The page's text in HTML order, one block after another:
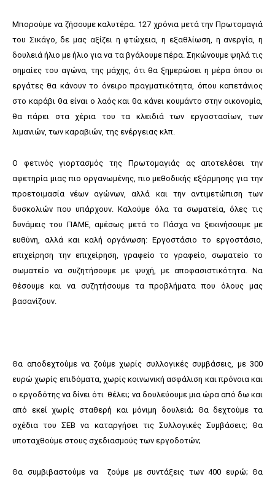
Μπορούμε να ζήσουμε καλυτέρα. 127 χρόνια μετά την Πρωτομαγιά
του Σικάγο, δε μας αξίζει η φτώχεια, η εξαθλίωση, η ανεργία, η
δουλειά ήλιο με ήλιο για να τα βγάλουμε πέρα. Σηκώνουμε ψηλά τις
σημαίες του αγώνα, της μάχης, ότι θα ξημερώσει η μέρα όπου οι
εργάτες θα κάνουν το όνειρο πραγματικότητα, όπου καπετάνιος
στο καράβι θα είναι ο λαός και θα κάνει κουμάντο στην οικονομία,
θα πάρει στα χέρια του τα κλειδιά των εργοστασίων, των
λιμανιών, των καραβιών, της ενέργειας κλπ.
Ο φετινός γιορτασμός της Πρωτομαγιάς ας αποτελέσει την
αφετηρία μιας πιο οργανωμένης, πιο μεθοδικής εξόρμησης για την
προετοιμασία νέων αγώνων, αλλά και την αντιμετώπιση των
δυσκολιών που υπάρχουν. Καλούμε όλα τα σωματεία, όλες τις
δυνάμεις του ΠΑΜΕ, αμέσως μετά το Πάσχα να ξεκινήσουμε με
ευθύνη, αλλά και καλή οργάνωση: Εργοστάσιο το εργοστάσιο,
επιχείρηση την επιχείρηση, γραφείο το γραφείο, σωματείο το
σωματείο να συζητήσουμε με ψυχή, με αποφασιστικότητα. Να
θέσουμε και να συζητήσουμε τα προβλήματα που όλους μας
βασανίζουν.
Θα αποδεχτούμε να ζούμε χωρίς συλλογικές συμβάσεις, με 300
ευρώ χωρίς επιδόματα, χωρίς κοινωνική ασφάλιση και πρόνοια και
ο εργοδότης να δίνει ότι θέλει; να δουλεύουμε μια ώρα από δω και
από εκεί χωρίς σταθερή και μόνιμη δουλειά; Θα δεχτούμε τα
σχέδια του ΣΕΒ να καταργήσει τις Συλλογικές Συμβάσεις; Θα
υποταχθούμε στους σχεδιασμούς των εργοδοτών;
Θα συμβιβαστούμε να ζούμε με συντάξεις των 400 ευρώ; Θα